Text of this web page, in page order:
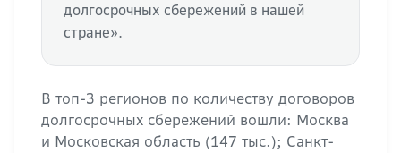
долгосрочных сбережений в нашей
стране».
В топ-3 регионов по количеству договоров
долгосрочных сбережений вошли: Москва
и Московская область (147 тыс.); Санкт-